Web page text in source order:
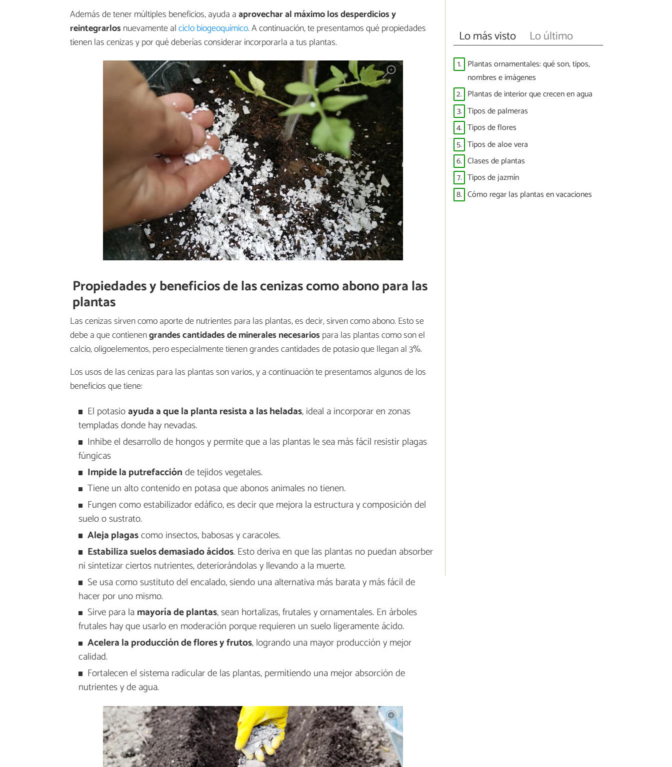
Además de tener múltiples beneficios, ayuda aaprovechar al máximo los desperdicios y
reintegrarlos nuevamente alciclo biogeoquímico. A continuación, te presentamos qué propiedades
tienen las cenizas y por qué deberías considerar incorporarla a tus plantas.
Propiedades y beneficios de las cenizas como abono para las
plantas
Las cenizas sirven como aporte de nutrientes para las plantas, es decir, sirven como abono. Esto se
debe a que contienengrandes cantidades de minerales necesarios para las plantas como son el
calcio, oligoelementos, pero especialmente tienen grandes cantidades de potasio que llegan al 3%.
Los usos de las cenizas para las plantas son varios, y a continuación te presentamos algunos de los
beneficios que tiene:
El potasioayuda a que la planta resista a las heladas, ideal a incorporar en zonas
templadas donde hay nevadas.
Inhibe el desarrollo de hongos y permite que a las plantas le sea más fácil resistir plagas
fúngicas
Impide la putrefacciónde tejidos vegetales.
Tiene un alto contenido en potasa que abonos animales no tienen.
Fungen como estabilizador edáfico, es decir que mejora la estructura y composición del
suelo o sustrato.
Aleja plagascomo insectos, babosas y caracoles.
Estabiliza suelos demasiado ácidos. Esto deriva en que las plantas no puedan absorber
ni sintetizar ciertos nutrientes, deteriorándolas y llevando a la muerte.
Se usa como sustituto del encalado, siendo una alternativa más barata y más fácil de
hacer por uno mismo.
Sirve para la mayoría de plantas, sean hortalizas, frutales y ornamentales. En árboles
frutales hay que usarlo en moderación porque requieren un suelo ligeramente ácido.
Acelera la producción de flores y frutos, logrando una mayor producción y mejor
calidad.
Fortalecen el sistema radicular de las plantas, permitiendo una mejor absorción de
nutrientes y de agua.
Lo más visto Lo último
1. Plantas ornamentales: qué son, tipos,
nombres e imágenes
2. Plantas de interior que crecen en agua
3. Tipos de palmeras
4. Tipos de flores
5. Tipos de aloe vera
6. Clases de plantas
7. Tipos de jazmín
8. Cómo regar las plantas en vacaciones